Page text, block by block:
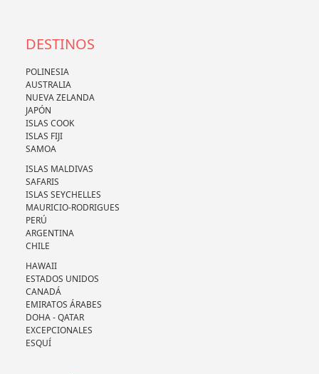
DESTINOS
POLINESIA
AUSTRALIA
NUEVA ZELANDA
JAPÓN
ISLAS COOK
ISLAS FIJI
SAMOA
ISLAS MALDIVAS
SAFARIS
ISLAS SEYCHELLES
MAURICIO-RODRIGUES
PERÚ
ARGENTINA
CHILE
HAWAII
ESTADOS UNIDOS
CANADÁ
EMIRATOS ÁRABES
DOHA - QATAR
EXCEPCIONALES
ESQUÍ